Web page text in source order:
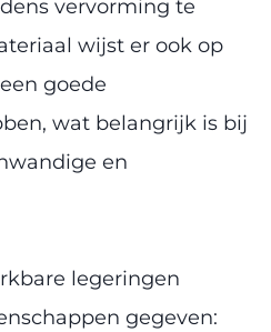
vervorming te
wijst er ook op
goede
wat belangrijk is bij
en
legeringen
gegeven: